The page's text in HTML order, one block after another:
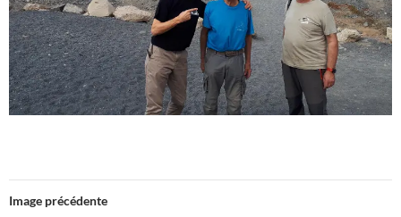
Image précédente